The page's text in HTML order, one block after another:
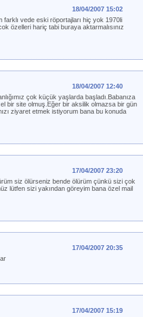
18/04/2007 15:02
vede eski röportajları hiç yok 1970li
özelleri hariç tabi buraya aktarmalısınız
18/04/2007 12:40
çok küçük yaşlarda başladı.Babanıza
bir site olmuş.Eğer bir aksilik olmazsa bir gün
ziyaret etmek istiyorum bana bu konuda
17/04/2007 23:20
siz ölürseniz bende ölürüm çünkü sizi çok
lütfen sizi yakından göreyim bana özel mail
17/04/2007 20:35
17/04/2007 15:19